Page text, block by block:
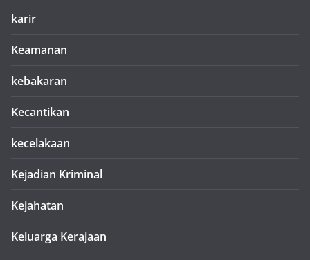
karir
Keamanan
kebakaran
Kecantikan
kecelakaan
Kejadian Kriminal
Kejahatan
Keluarga Kerajaan